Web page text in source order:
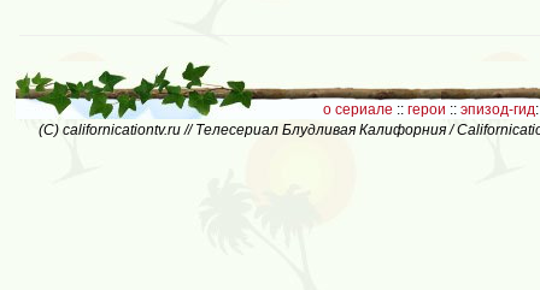
о сериале :: герои :: эпизод-гид
(C) californicationtv.ru // Телесериал Блудливая Калифорния /